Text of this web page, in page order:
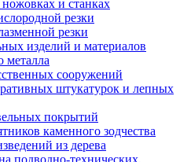
и станках
резки
резки
изделий и материалов
металла
сооружений
штукатурок и лепных
покрытий
каменного зодчества
из дерева
подводно-технических,